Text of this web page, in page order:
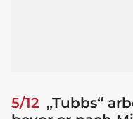
5/12 „Tubbs“